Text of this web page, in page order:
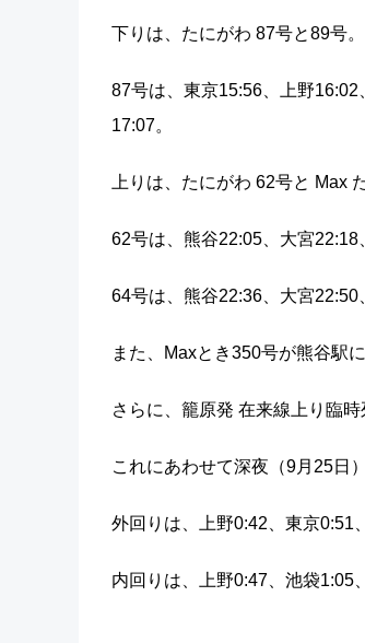
下りは、たにがわ 87号と89号。
87号は、東京15:56、上野
17:07。
上りは、たにがわ 62号と Max
62号は、熊谷22:05、大宮22:18
64号は、熊谷22:36、大宮22:50
また、Maxとき350号が熊谷駅
さらに、籠原発 在来線上り臨
これにあわせて深夜（9月25日
外回りは、上野0:42、東京0:51
内回りは、上野0:47、池袋1:05